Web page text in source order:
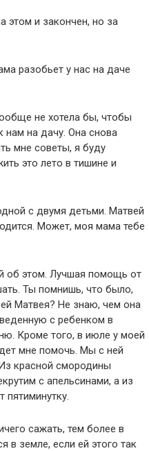
этом и закончен, но за
разобьет у нас на даче
не хотела бы, чтобы
нам на дачу. Она снова
мне советы, я буду
это лето в тишине и
с двумя детьми. Матвей
Может, моя мама тебе
об этом. Лучшая помощь от
Ты помнишь, что было,
Матвея? Не знаю, чем она
с ребенком в
Кроме того, в июле у моей
мне помочь. Мы с ней
красной смородины
с апельсинами, а из
сажать, тем более в
в земле, если ей этого так